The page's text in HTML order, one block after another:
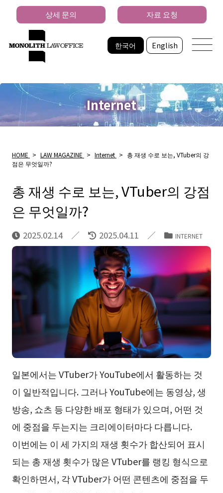
한국어 English
상세 문의 자료 요청
Internet
HOME > LAW MAGAZINE > Internet > 총 재생 수로 보는, VTuber의 강
점은 무엇일까?
총 재생 수로 보는, VTuber의 강점
은 무엇일까?
2025.02.14 2025.04.11 INTERNET
일본에서는 VTuber가 YouTube에서 활동하는 것
이 일반적입니다. 그러나 YouTube에는 동영상, 생
방송, 쇼츠 등 다양한 배포 형태가 있으며, 어떤 것
에 중점을 두는지는 크리에이터마다 다릅니다.
이번에는 이 세 가지의 재생 횟수가 합산되어 표시
되는 총 재생 횟수가 많은 VTuber를 랭킹 형식으로
확인하면서, 각 VTuber가 어떤 콘텐츠에 중점을 두